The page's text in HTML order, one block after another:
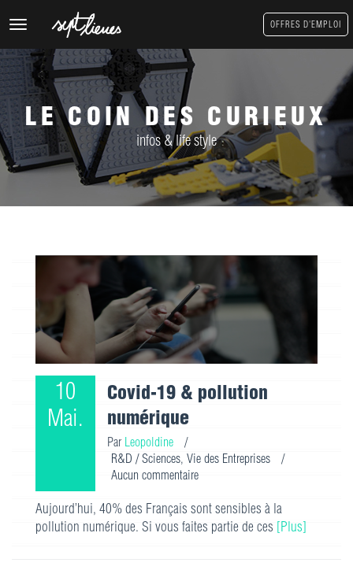
Toggle
OFFRES D'EMPLOI
LE COIN DES CURIEUX
infos & life style
10
Mai.
Covid-19 & pollution
numérique
Par Leopoldine
/
R&D / Sciences, Vie des Entreprises
/
Aucun commentaire
Aujourd’hui, 40% des Français sont sensibles à la
pollution numérique. Si vous faites partie de ces [Plus]